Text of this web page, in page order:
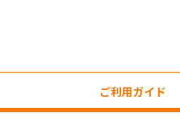
ご利用ガイド